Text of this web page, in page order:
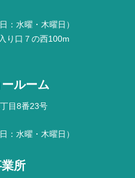
：水曜・木曜日）
り口７の西100m
ルーム
目8番23号
：水曜・木曜日）
所